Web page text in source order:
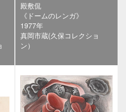
殿敷侃
《ドームのレンガ》
1977年
真岡市蔵(久保コレクショ
ン）